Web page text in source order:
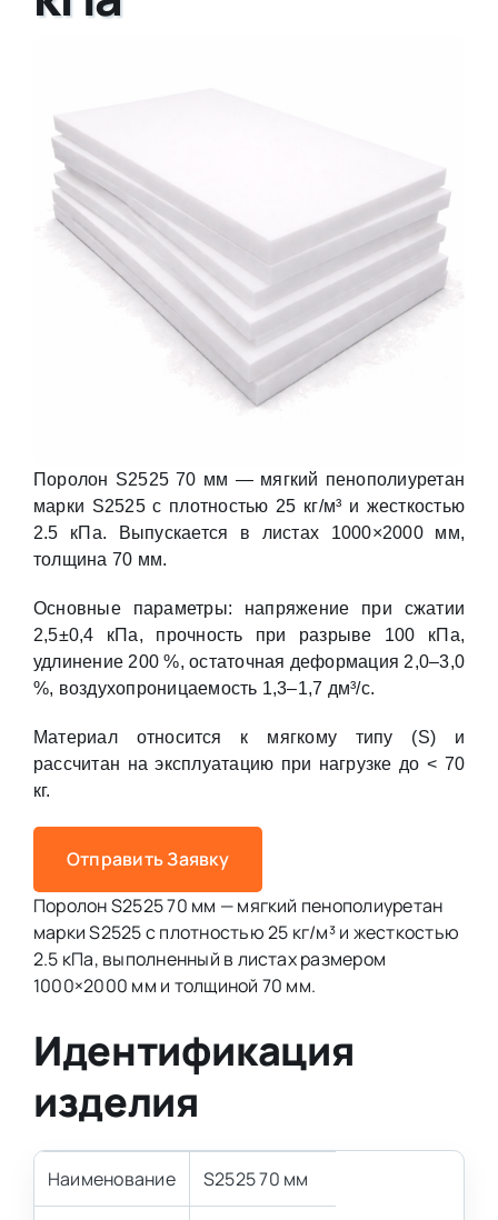
Поролон S2525 70 мм — мягкий пенополиуретан
марки S2525 с плотностью 25 кг/м³ и жесткостью
2.5 кПа. Выпускается в листах 1000×2000 мм,
толщина 70 мм.
Основные параметры: напряжение при сжатии
2,5±0,4 кПа, прочность при разрыве 100 кПа,
удлинение 200 %, остаточная деформация 2,0–3,0
%, воздухопроницаемость 1,3–1,7 дм³/с.
Материал относится к мягкому типу (S) и
рассчитан на эксплуатацию при нагрузке до < 70
кг.
Отправить Заявку
Поролон S2525 70 мм — мягкий пенополиуретан
марки S2525 с плотностью 25 кг/м³ и жесткостью
2.5 кПа, выполненный в листах размером
1000×2000 мм и толщиной 70 мм.
Идентификация
изделия
Наименование S2525 70 мм